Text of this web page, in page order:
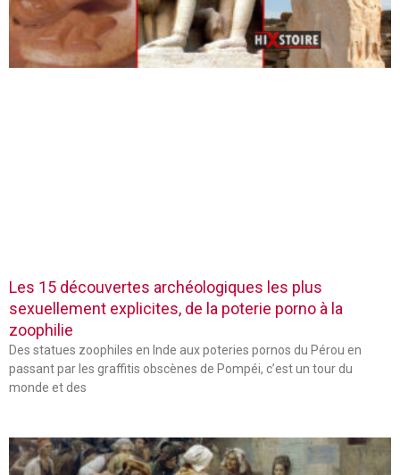
Les 15 découvertes archéologiques les plus
sexuellement explicites, de la poterie porno à la
zoophilie
Des statues zoophiles en Inde aux poteries pornos du Pérou en
passant par les graffitis obscènes de Pompéi, c’est un tour du
monde et des